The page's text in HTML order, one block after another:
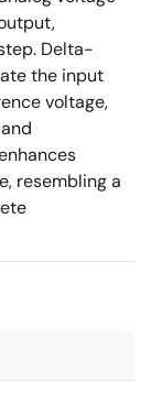
Delta-
the input
voltage,
resembling a